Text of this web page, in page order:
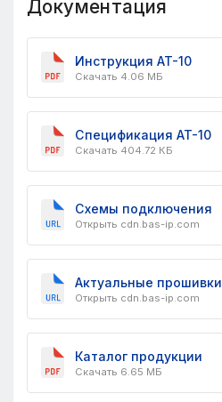
Документация
Инструкция AT-10
Скачать 4.06 МБ
Спецификация AT-10
Скачать 404.72 КБ
Схемы подключения
Открыть cdn.bas-ip.com
Актуальные прошивки
Открыть cdn.bas-ip.com
Каталог продукции
Скачать 6.65 МБ